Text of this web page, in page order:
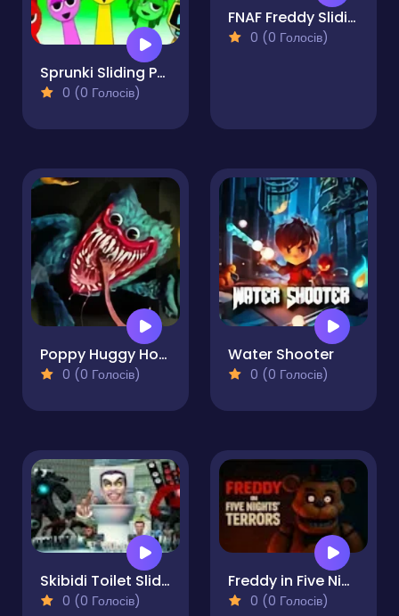
Sprunki Sliding Puzzle
0 (0 Голосів)
FNAF Freddy Sliding Puzzle
0 (0 Голосів)
Poppy Huggy Horror Sliding
0 (0 Голосів)
Water Shooter
0 (0 Голосів)
Skibidi Toilet Sliding Puzzle
0 (0 Голосів)
Freddy in Five Nights Terrors
0 (0 Голосів)